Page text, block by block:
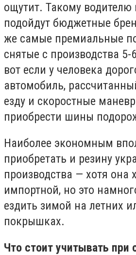
ощутит. Такому водителю
подойдут бюджетные
же самые премиальные
снятые с производства 5-
вот если у человека
автомобиль,
езду и скоростные
приобрести шины
Наиболее экономным
приобретать и резину
производства — хотя она
импортной, но это
ездить зимой на летних
покрышках.
Что стоит учитывать